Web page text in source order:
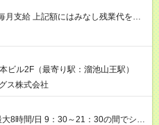
月支給 上記額にはみなし残業代を含
給いたします。 みなし残業代 30,000
時間／月 ★頑張りが収入に直結！イン
センティブを支給します。一般職の
のインセンティブを手にした実績
で収入に還元されるため、高いモチ
ンスあり！スピ
年1回の査定に加
優秀な人材を役員に推薦する制度が
ビル2F（最寄り駅：溜池山王駅）
ス株式会社
8時間/日 9：30～21：30の間でシフ